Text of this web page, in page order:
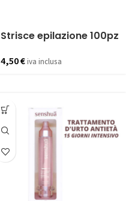
Strisce epilazione 100pz
4,50€iva inclusa